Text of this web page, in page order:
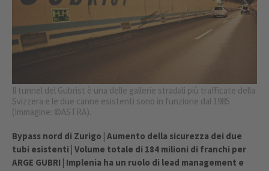
Il tunnel del Gubrist è una delle gallerie stradali più trafficate della
Svizzera e le due canne esistenti sono in funzione dal 1985
(Immagine: ©ASTRA).
Bypass nord di Zurigo | Aumento della sicurezza dei due
tubi esistenti | Volume totale di 184 milioni di franchi per
ARGE GUBRI | Implenia ha un ruolo di lead management e